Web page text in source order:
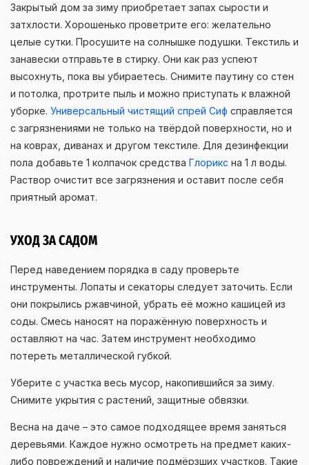
Закрытый дом за зиму приобретает запах сырости и
затхлости. Хорошенько проветрите его: желательно
целые сутки. Просушите на солнышке подушки. Текстиль и
занавески отправьте в стирку. Они как раз успеют
высохнуть, пока вы убираетесь. Снимите паутину со стен
и потолка, протрите пыль и можно приступать к влажной
уборке. Универсальный чистящий спрей Сиф справляется
с загрязнениями не только на твёрдой поверхности, но и
на коврах, диванах и другом текстиле. Для дезинфекции
пола добавьте 1 колпачок средства Глорикс на 1 л воды.
Раствор очистит все загрязнения и оставит после себя
приятный аромат.
УХОД ЗА САДОМ
Перед наведением порядка в саду проверьте
инструменты. Лопаты и секаторы следует заточить. Если
они покрылись ржавчиной, убрать её можно кашицей из
соды. Смесь наносят на поражённую поверхность и
оставляют на час. Затем инструмент необходимо
потереть металлической губкой.
Уберите с участка весь мусор, накопившийся за зиму.
Снимите укрытия с растений, защитные обвязки.
Весна на даче – это самое подходящее время заняться
деревьями. Каждое нужно осмотреть на предмет каких-
либо повреждений и наличие подмёрзших участков. Такие